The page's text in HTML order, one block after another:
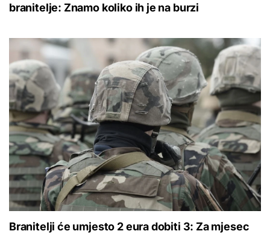
branitelje: Znamo koliko ih je na burzi
Branitelji će umjesto 2 eura dobiti 3: Za mjesec